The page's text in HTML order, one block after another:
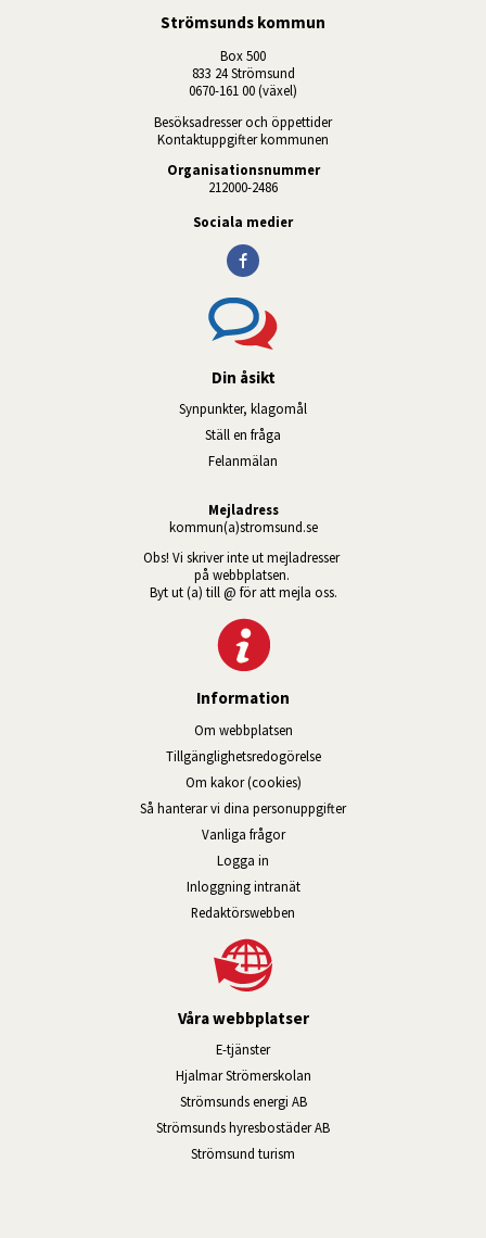
Strömsunds kommun
Box 500
833 24 Strömsund
0670-161 00 (växel)
Besöksadresser och öppettider
Kontaktuppgifter kommunen
Organisationsnummer
212000-2486
Sociala medier
Din åsikt
Synpunkter, klagomål
Ställ en fråga
Felanmälan
Mejladress
kommun(a)stromsund.se
Obs! Vi skriver inte ut mejladresser
på webbplatsen.
Byt ut (a) till @ för att mejla oss.
Information
Om webbplatsen
Tillgänglig­hets­redo­görelse
Om kakor (cookies)
Så hanterar vi dina personuppgifter
Vanliga frågor
Logga in
Inloggning intranätÖppnas i nytt fönster.
Redaktörswebben
Våra webbplatser
E-tjänsterLänk till annan webbplats, öppnas i
Hjalmar StrömerskolanLänk till annan webbplats,
Strömsunds energi ABLänk till annan webbplats,
Strömsunds hyresbostäder ABLänk till annan
Strömsund turism